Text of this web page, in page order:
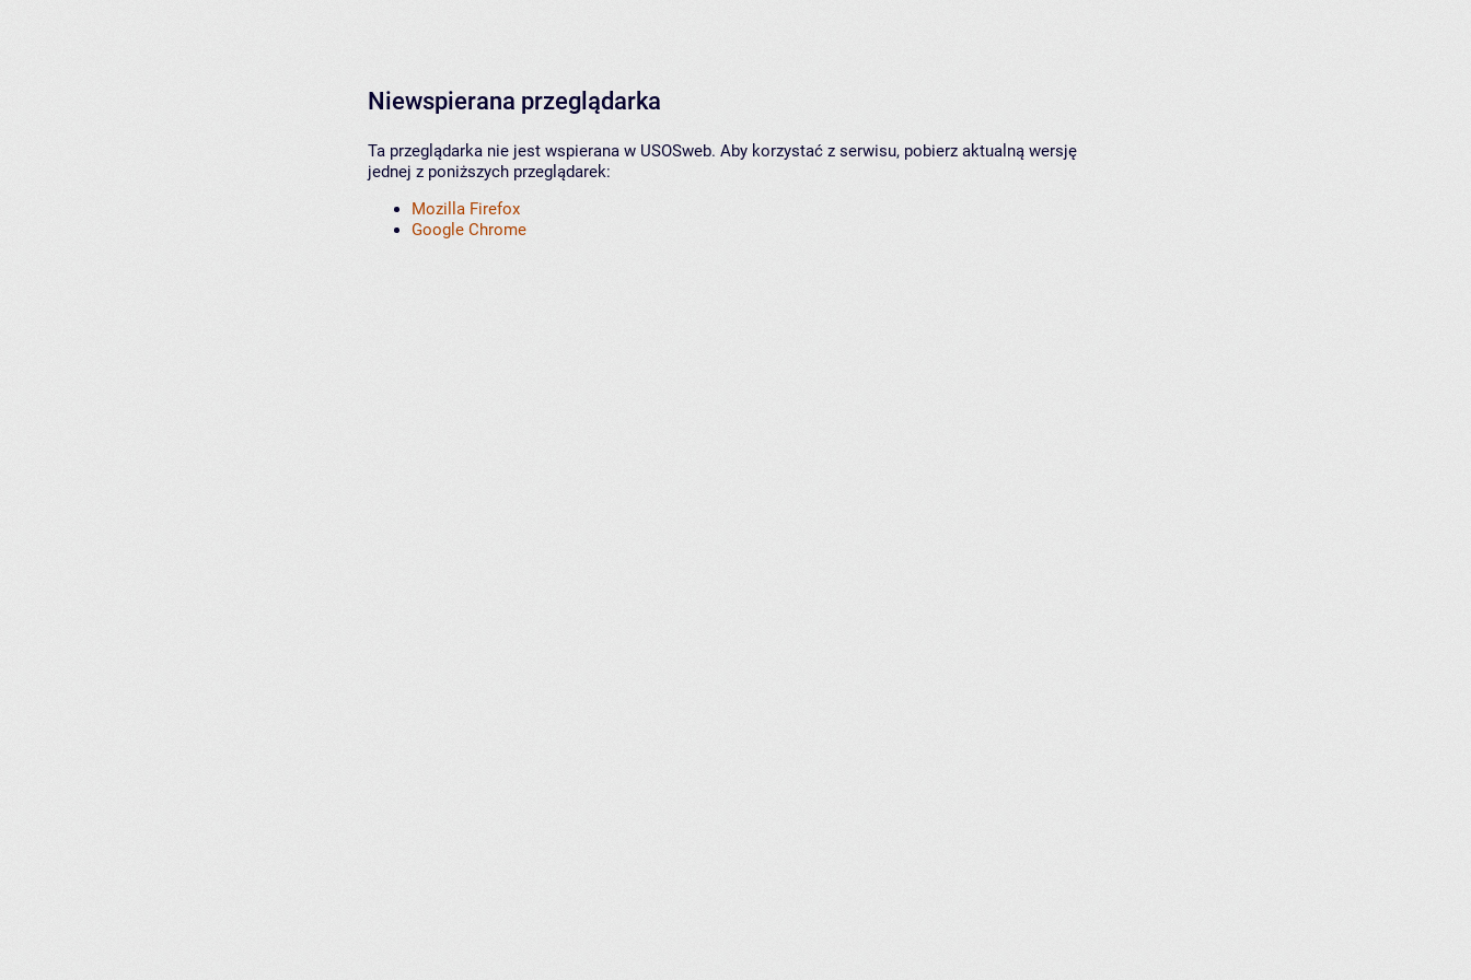
Niewspierana przeglądarka
Ta przeglądarka nie jest wspierana w USOSweb. Aby korzystać z serwisu, pobierz aktualną wersję
jednej z poniższych przeglądarek:
Mozilla Firefox
Google Chrome